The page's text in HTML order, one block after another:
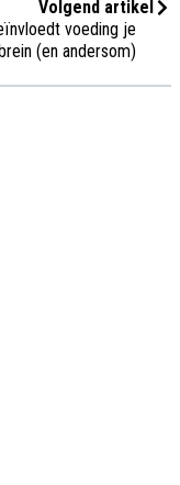
Volgend artikel
voeding je
(en andersom)